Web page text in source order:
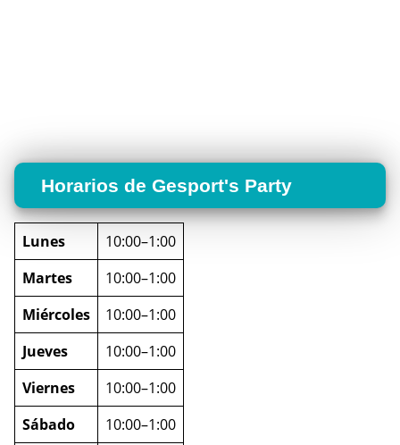
Horarios de Gesport's Party
Lunes
10:00–1:00
Martes
10:00–1:00
Miércoles
10:00–1:00
Jueves
10:00–1:00
Viernes
10:00–1:00
Sábado
10:00–1:00